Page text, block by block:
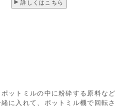
詳しくはこちら
ットミルの中に粉砕する原料など
に入れて、ポットミル機で回転さ